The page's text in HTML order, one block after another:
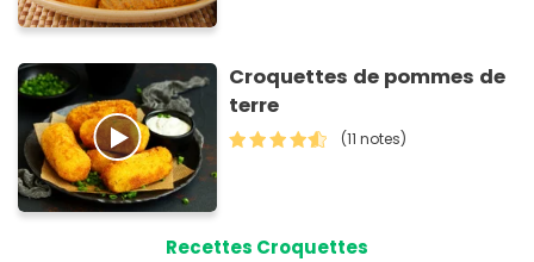
Croquettes de pommes de
terre
(11 notes)
Recettes Croquettes